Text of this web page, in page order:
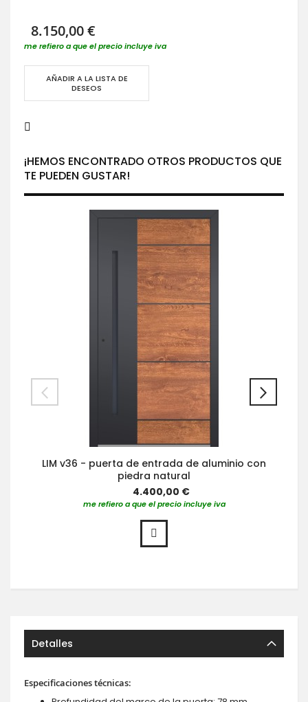
8.150,00 €
me refiero a que el precio incluye iva
AÑADIR A LA LISTA DE
DESEOS
¡HEMOS ENCONTRADO OTROS PRODUCTOS QUE
TE PUEDEN GUSTAR!
LIM v36 - puerta de entrada de aluminio con
piedra natural
4.400,00 €
me refiero a que el precio incluye iva
Detalles
Especificaciones técnicas: